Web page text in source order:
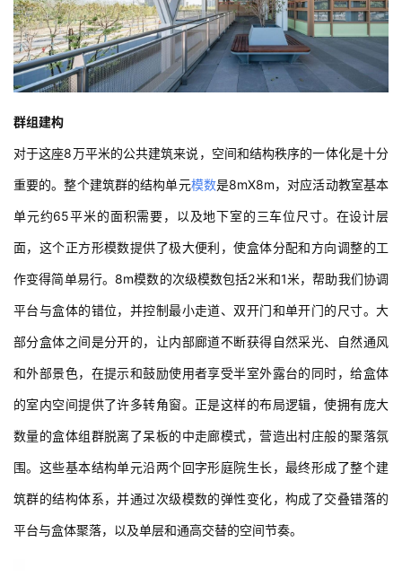
群组建构
重要的。整个建筑群的结构单元
单元约65平米的面积需要，以及地下室的三车位尺寸。在设计层
面，这个正方形模数提供了极大便利，使盒体分配和方向调整的工
作变得简单易行。8m模数的次级模数包括2米和1米，帮助我们协调
平台与盒体的错位，并控制最小走道、双开门和单开门的尺寸。大
部分盒体之间是分开的，让内部廊道不断获得自然采光、自然通风
和外部景色，在提示和鼓励使用者享受半室外露台的同时，给盒体
的室内空间提供了许多转角窗。正是这样的布局逻辑，使拥有庞大
数量的盒体组群脱离了呆板的中走廊模式，营造出村庄般的聚落氛
围。这些基本结构单元沿两个回字形庭院生长，最终形成了整个建
筑群的结构体系，并通过次级模数的弹性变化，构成了交叠错落的
平台与盒体聚落，以及单层和通高交替的空间节奏。